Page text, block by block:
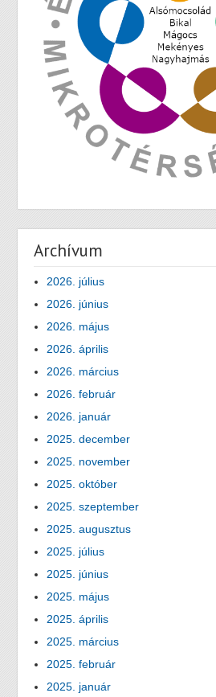
Archívum
2026. július
2026. június
2026. május
2026. április
2026. március
2026. február
2026. január
2025. december
2025. november
2025. október
2025. szeptember
2025. augusztus
2025. július
2025. június
2025. május
2025. április
2025. március
2025. február
2025. január